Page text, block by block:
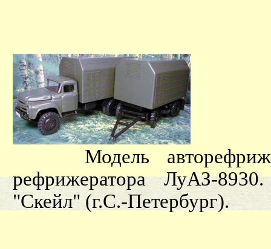
Модель
рефрижератора ЛуАЗ-
"Скейл" (г.С.-Петербург).